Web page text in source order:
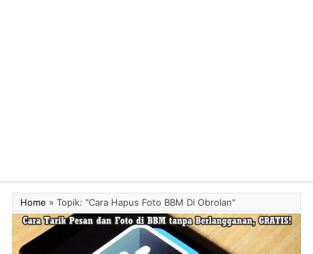
Home » Topik: "Cara Hapus Foto BBM Di Obrolan"